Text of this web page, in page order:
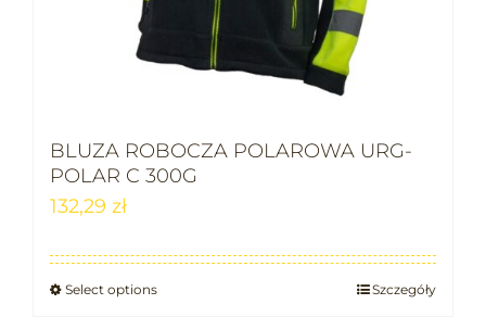
BLUZA ROBOCZA POLAROWA URG-
POLAR C 300G
132,29 zł
Select options Szczegóły